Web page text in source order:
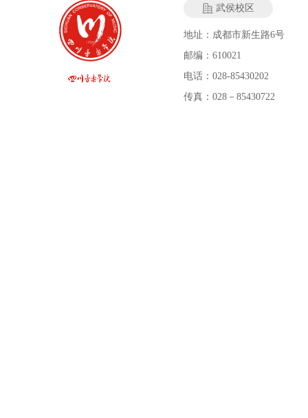
武侯校区
地址：成都市新生路6号
邮编：610021
电话：028-85430202
传真：028－85430722